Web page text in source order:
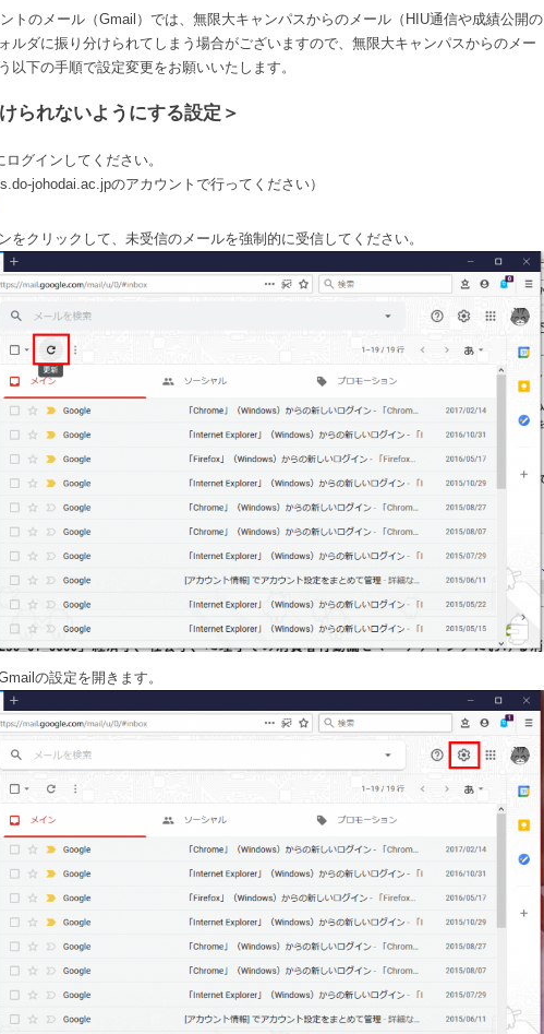
トのメール（Gmail）では、無限大キャンパスからのメール（HIU通信や成績公開の
ルダに振り分けられてしまう場合がございますので、無限大キャンパスからのメー
以下の手順で設定変更をお願いいたします。
られないようにする設定＞
グインしてください。
johodai.ac.jpのアカウントで行ってください）
をクリックして、未受信のメールを強制的に受信してください。
の設定を開きます。